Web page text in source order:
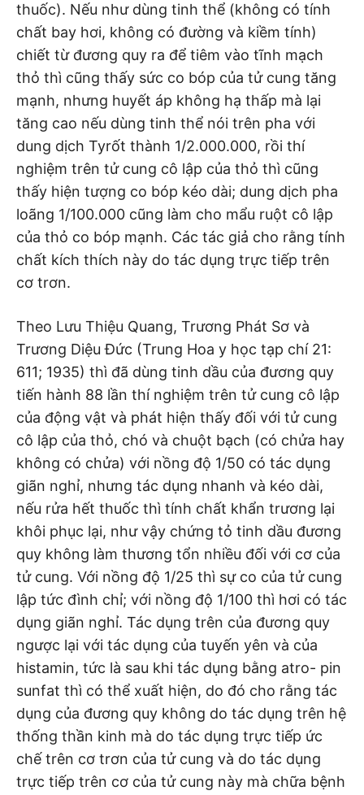
thuốc). Nếu như dùng tinh thể (không có tính
chất bay hơi, không có đường và kiềm tính)
chiết từ đương quy ra để tiêm vào tĩnh mạch
thỏ thì cũng thấy sức co bóp của tử cung tăng
mạnh, nhưng huyết áp không hạ thấp mà lại
tăng cao nếu dùng tinh thể nói trên pha với
dung dịch Tyrốt thành 1/2.000.000, rồi thí
nghiệm trên tử cung cô lập của thỏ thì cũng
thấy hiện tượng co bóp kéo dài; dung dịch pha
loãng 1/100.000 cũng làm cho mẩu ruột cô lập
của thỏ co bóp mạnh. Các tác giả cho rằng tính
chất kích thích này do tác dụng trực tiếp trên
cơ trơn.
Theo Lưu Thiệu Quang, Trương Phát Sơ và
Trương Diệu Đức (Trung Hoa y học tạp chí 21:
611; 1935) thì đã dùng tinh dầu của đương quy
tiến hành 88 lần thí nghiệm trên tử cung cô lập
của động vật và phát hiện thấy đối với tử cung
cô lập của thỏ, chó và chuột bạch (có chửa hay
không có chửa) với nồng độ 1/50 có tác dụng
giãn nghỉ, nhưng tác dụng nhanh và kéo dài,
nếu rửa hết thuốc thì tính chất khẩn trương lại
khôi phục lại, như vậy chứng tỏ tinh dầu đương
quy không làm thương tổn nhiều đối với cơ của
tử cung. Với nồng độ 1/25 thì sự co của tử cung
lập tức đình chỉ; với nồng độ 1/100 thì hơi có tác
dụng giãn nghỉ. Tác dụng trên của đương quy
ngược lại với tác dụng của tuyến yên và của
histamin, tức là sau khi tác dụng bằng atro- pin
sunfat thì có thể xuất hiện, do đó cho rằng tác
dụng của đương quy không do tác dụng trên hệ
thống thần kinh mà do tác dụng trực tiếp ức
chế trên cơ trơn của tử cung và do tác dụng
trực tiếp trên cơ của tử cung này mà chữa bệnh